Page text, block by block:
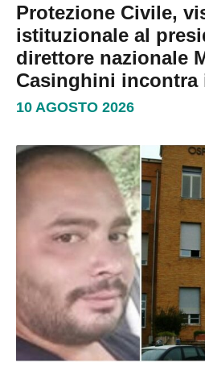
Protezione Civile,
istituzionale al
direttore nazionale
Casinghini incontra
10 AGOSTO 2026